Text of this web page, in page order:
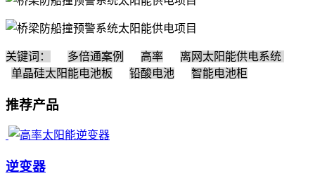
关键词： 多倍通案例 高率
离网太阳能供电系统
单晶硅太阳能电池板
铅酸电池 智能电池柜
推荐产品
逆变器